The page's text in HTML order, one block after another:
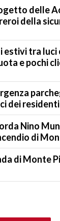
delle
della
estivi tra luci
e pochi
dei residenti
Nino
di
di Monte